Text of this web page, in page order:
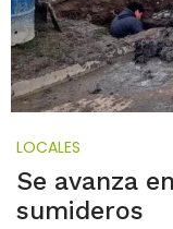
LOCALES
Se avanza
sumideros